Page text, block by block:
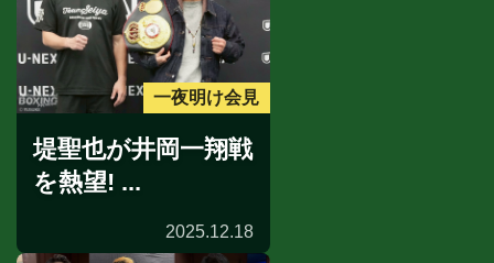
一夜明け会見
堤聖也が井岡一翔戦
を熱望! ...
2025.12.18